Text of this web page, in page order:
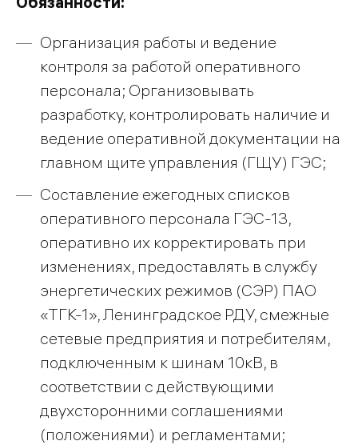
Организация работы и ведение
контроля за работой оперативного
персонала; Организовывать
разработку, контролировать наличие и
ведение оперативной документации на
главном щите управления (ГЩУ) ГЭС;
Составление ежегодных списков
оперативного персонала ГЭС-13,
оперативно их корректировать при
изменениях, предоставлять в службу
энергетических режимов (СЭР) ПАО
«ТГК-1», Ленинградское РДУ, смежные
сетевые предприятия и потребителям,
подключенным к шинам 10кВ, в
соответствии с действующими
двухсторонними соглашениями
(положениями) и регламентами;